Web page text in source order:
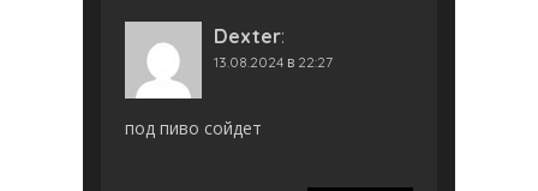
Dexter:
13.08.2024 в 22:27
под пиво сойдет